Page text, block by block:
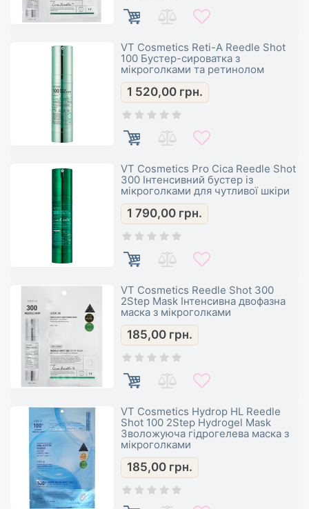
VT Cosmetics Reti-A Reedle Shot
100 Бустер-сироватка з
мікроголками та ретинолом
1 520,00 грн.
VT Cosmetics Pro Cica Reedle Shot
300 Інтенсивний бустер із
мікроголками для чутливої ​​шкіри
1 790,00 грн.
VT Cosmetics Reedle Shot 300
2Step Mask Інтенсивна двофазна
маска з мікроголками
185,00 грн.
VT Cosmetics Hydrop HL Reedle
Shot 100 2Step Hydrogel Mask
Зволожуюча гідрогелева маска з
мікроголками
185,00 грн.